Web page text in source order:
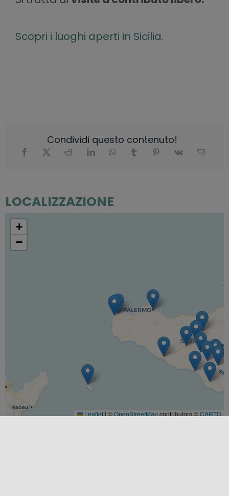
Scopri i luoghi aperti in Sicilia.
Condividi questo contenuto!
LOCALIZZAZIONE
+
−
Leaflet|©OpenStreetMapcontributors ©CARTO